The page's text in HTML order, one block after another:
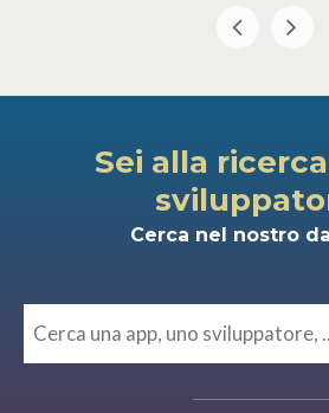
Sei alla
Cerca nel nostro